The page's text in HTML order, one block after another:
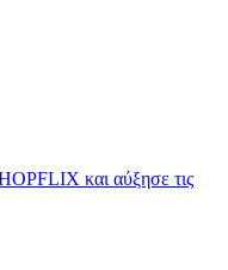
και αύξησε τις